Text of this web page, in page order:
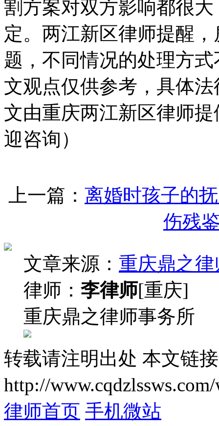
割方案对双方影响都很
定。两江新区律师提醒
题，不同情况的处理方
文观点仅供参考，具体
文由重庆两江新区律师
迎咨询）
上一篇： 离婚时孩子的
伤残
文章来源： 重庆鼎之
律师： 李律师[重庆]
重庆鼎之律师事务所
转载请注明出处 本文链
http://
律师首页 手机微站